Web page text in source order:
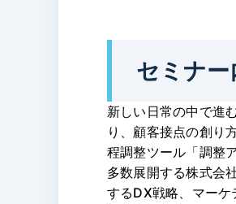
セミナー
新しい日常の中で進
り、顧客接点の創り
程調整ツール「調整
多数展開する株式会
するDX戦略、マー